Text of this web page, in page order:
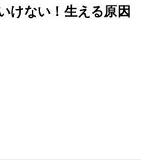
けない！生える原因